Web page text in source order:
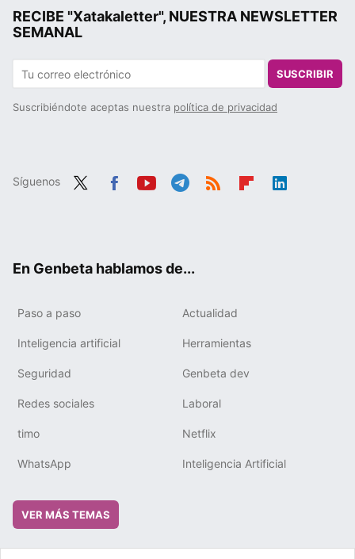
RECIBE "Xatakaletter", NUESTRA NEWSLETTER
SEMANAL
SUSCRIBIR
Suscribiéndote aceptas nuestra política de privacidad
Síguenos
En Genbeta hablamos de...
Paso a paso Actualidad
Inteligencia artificial Herramientas
Seguridad Genbeta dev
Redes sociales Laboral
timo Netflix
WhatsApp Inteligencia Artificial
VER MÁS TEMAS